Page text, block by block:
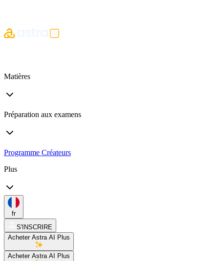
Matières
Préparation aux examens
Programme Créateurs
Plus
fr
S'INSCRIRE
Acheter Astra AI Plus
Acheter Astra AI Plus